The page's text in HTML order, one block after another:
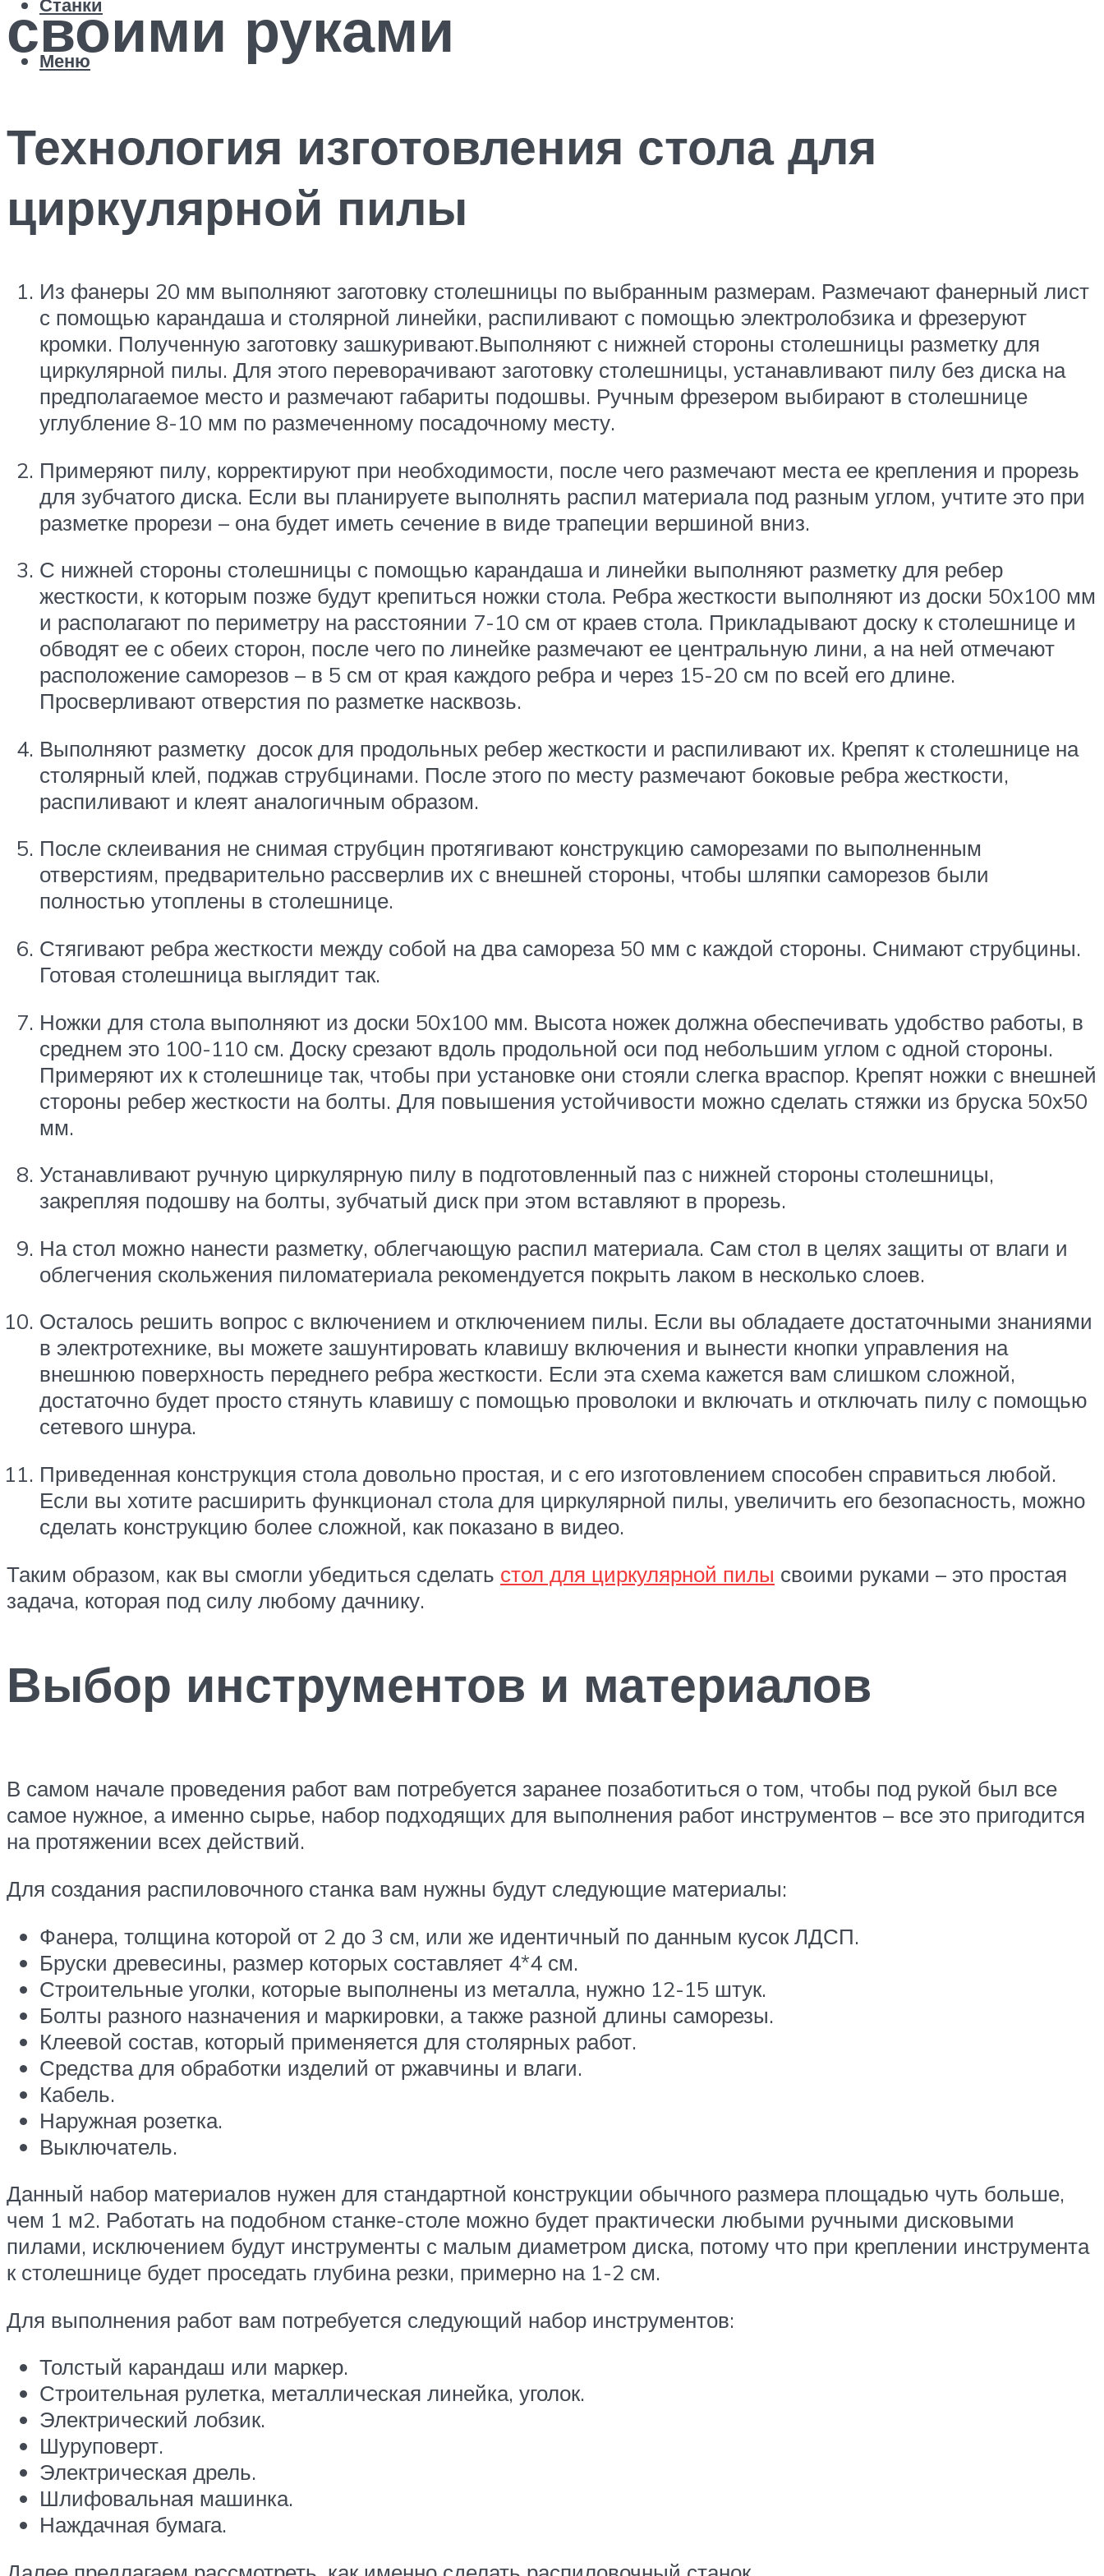
Станки
Меню
своими руками
Технология изготовления стола для
циркулярной пилы
Из фанеры 20 мм выполняют заготовку столешницы по выбранным размерам. Размечают фанерный лист
с помощью карандаша и столярной линейки, распиливают с помощью электролобзика и фрезеруют
кромки. Полученную заготовку зашкуривают.Выполняют с нижней стороны столешницы разметку для
циркулярной пилы. Для этого переворачивают заготовку столешницы, устанавливают пилу без диска на
предполагаемое место и размечают габариты подошвы. Ручным фрезером выбирают в столешнице
углубление 8-10 мм по размеченному посадочному месту.
Примеряют пилу, корректируют при необходимости, после чего размечают места ее крепления и прорезь
для зубчатого диска. Если вы планируете выполнять распил материала под разным углом, учтите это при
разметке прорези – она будет иметь сечение в виде трапеции вершиной вниз.
С нижней стороны столешницы с помощью карандаша и линейки выполняют разметку для ребер
жесткости, к которым позже будут крепиться ножки стола. Ребра жесткости выполняют из доски 50х100 мм
и располагают по периметру на расстоянии 7-10 см от краев стола. Прикладывают доску к столешнице и
обводят ее с обеих сторон, после чего по линейке размечают ее центральную лини, а на ней отмечают
расположение саморезов – в 5 см от края каждого ребра и через 15-20 см по всей его длине.
Просверливают отверстия по разметке насквозь.
Выполняют разметку досок для продольных ребер жесткости и распиливают их. Крепят к столешнице на
столярный клей, поджав струбцинами. После этого по месту размечают боковые ребра жесткости,
распиливают и клеят аналогичным образом.
После склеивания не снимая струбцин протягивают конструкцию саморезами по выполненным
отверстиям, предварительно рассверлив их с внешней стороны, чтобы шляпки саморезов были
полностью утоплены в столешнице.
Стягивают ребра жесткости между собой на два самореза 50 мм с каждой стороны. Снимают струбцины.
Готовая столешница выглядит так.
Ножки для стола выполняют из доски 50х100 мм. Высота ножек должна обеспечивать удобство работы, в
среднем это 100-110 см. Доску срезают вдоль продольной оси под небольшим углом с одной стороны.
Примеряют их к столешнице так, чтобы при установке они стояли слегка враспор. Крепят ножки с внешней
стороны ребер жесткости на болты. Для повышения устойчивости можно сделать стяжки из бруска 50х50
мм.
Устанавливают ручную циркулярную пилу в подготовленный паз с нижней стороны столешницы,
закрепляя подошву на болты, зубчатый диск при этом вставляют в прорезь.
На стол можно нанести разметку, облегчающую распил материала. Сам стол в целях защиты от влаги и
облегчения скольжения пиломатериала рекомендуется покрыть лаком в несколько слоев.
Осталось решить вопрос с включением и отключением пилы. Если вы обладаете достаточными знаниями
в электротехнике, вы можете зашунтировать клавишу включения и вынести кнопки управления на
внешнюю поверхность переднего ребра жесткости. Если эта схема кажется вам слишком сложной,
достаточно будет просто стянуть клавишу с помощью проволоки и включать и отключать пилу с помощью
сетевого шнура.
Приведенная конструкция стола довольно простая, и с его изготовлением способен справиться любой.
Если вы хотите расширить функционал стола для циркулярной пилы, увеличить его безопасность, можно
сделать конструкцию более сложной, как показано в видео.
Таким образом, как вы смогли убедиться сделать стол для циркулярной пилы своими руками – это простая
задача, которая под силу любому дачнику.
Выбор инструментов и материалов
В самом начале проведения работ вам потребуется заранее позаботиться о том, чтобы под рукой был все
самое нужное, а именно сырье, набор подходящих для выполнения работ инструментов – все это пригодится
на протяжении всех действий.
Для создания распиловочного станка вам нужны будут следующие материалы:
Фанера, толщина которой от 2 до 3 см, или же идентичный по данным кусок ЛДСП.
Бруски древесины, размер которых составляет 4*4 см.
Строительные уголки, которые выполнены из металла, нужно 12-15 штук.
Болты разного назначения и маркировки, а также разной длины саморезы.
Клеевой состав, который применяется для столярных работ.
Средства для обработки изделий от ржавчины и влаги.
Кабель.
Наружная розетка.
Выключатель.
Данный набор материалов нужен для стандартной конструкции обычного размера площадью чуть больше,
чем 1 м2. Работать на подобном станке-столе можно будет практически любыми ручными дисковыми
пилами, исключением будут инструменты с малым диаметром диска, потому что при креплении инструмента
к столешнице будет проседать глубина резки, примерно на 1-2 см.
Для выполнения работ вам потребуется следующий набор инструментов:
Толстый карандаш или маркер.
Строительная рулетка, металлическая линейка, уголок.
Электрический лобзик.
Шуруповерт.
Электрическая дрель.
Шлифовальная машинка.
Наждачная бумага.